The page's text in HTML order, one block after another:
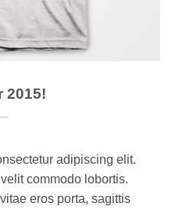
2015!
adipiscing elit.
commodo lobortis.
eros porta, sagittis